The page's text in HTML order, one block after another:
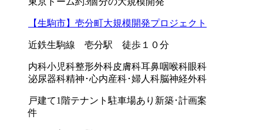
【生駒市】壱分町大規模開発プロジェクト
近鉄生駒線 壱分駅 徒歩１０分
内科小児科整形外科皮膚科耳鼻咽喉科眼科
泌尿器科精神･心内産科･婦人科脳神経外科
戸建て1階テナント 駐車場あり 新築･計画案
件